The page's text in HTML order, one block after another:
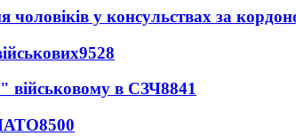
чоловіків у консульствах за
9528
в СЗЧ8841
8500